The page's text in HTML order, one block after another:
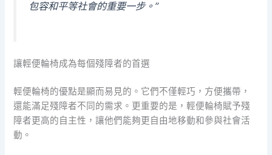
包容和平等社會的重要一步。”
讓輕便輪椅成為每個殘障者的首選
輕便輪椅的優點是顯而易見的。它們不僅輕巧，方便攜帶，
還能滿足殘障者不同的需求。更重要的是，輕便輪椅賦予殘
障者更高的自主性，讓他們能夠更自由地移動和參與社會活
動。